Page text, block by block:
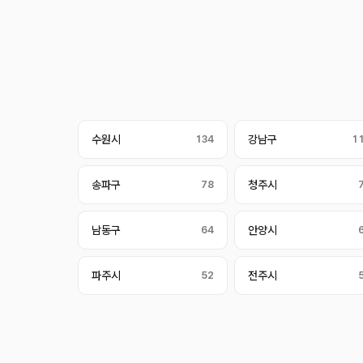
수원시 134 강남구
송파구 78 청주시
남동구 64 안양시
파주시 52 전주시